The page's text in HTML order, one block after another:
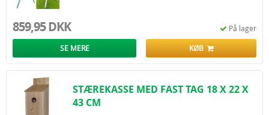
859,95 DKK På lager
SE MERE KØB
STÆREKASSE MED FAST TAG 18 X 22 X
43 CM